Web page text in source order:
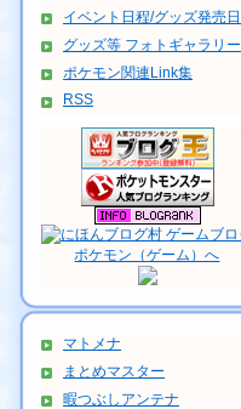
イベント日程/グッズ発売日
グッズ等 フォトギャラリー
ポケモン関連Link集
RSS
マトメナ
まとめマスター
暇つぶしアンテナ